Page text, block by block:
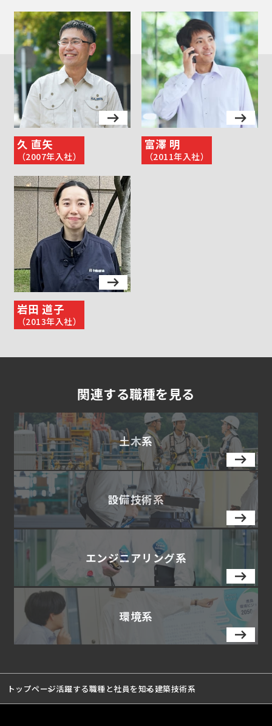
久 直矢
（2007年入社）
富澤 明
（2011年入社）
岩田 道子
（2013年入社）
関連する職種を見る
土木系
設備技術系
エンジニアリング系
環境系
トップページ活躍する職種と社員を知る建築技術系